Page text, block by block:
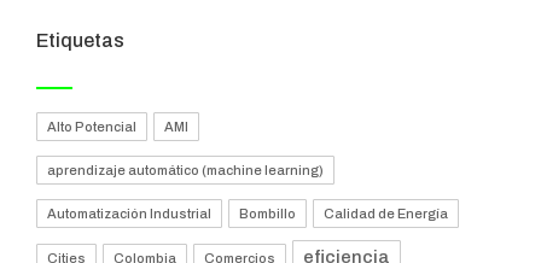
Etiquetas
Alto Potencial AMI
aprendizaje automático (machine learning)
Automatización Industrial Bombillo Calidad de Energía
Cities Colombia Comercios eficiencia